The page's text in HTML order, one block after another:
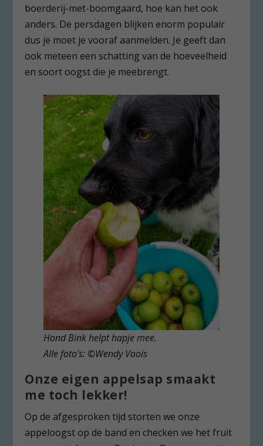
boerderij-met-boomgaard, hoe kan het ook
anders. De persdagen blijken enorm populair
dus je moet je vooraf aanmelden. Je geeft dan
ook meteen een schatting van de hoeveelheid
en soort oogst die je meebrengt.
Hond Bink helpt hapje mee.
Alle foto’s: ©Wendy Voois
Onze eigen appelsap smaakt
me toch lekker!
Op de afgesproken tijd storten we onze
appeloogst op de band en checken we het fruit